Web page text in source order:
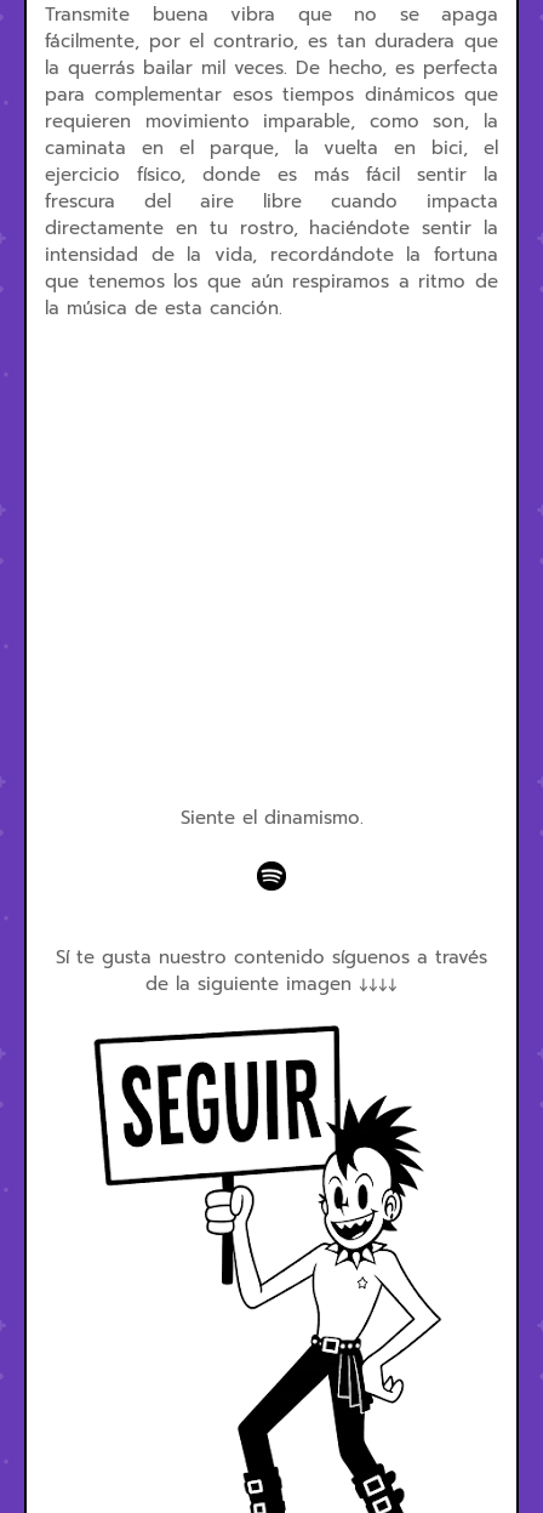
Transmite buena vibra que no se apaga
fácilmente, por el contrario, es tan duradera que
la querrás bailar mil veces. De hecho, es perfecta
para complementar esos tiempos dinámicos que
requieren movimiento imparable, como son, la
caminata en el parque, la vuelta en bici, el
ejercicio físico, donde es más fácil sentir la
frescura del aire libre cuando impacta
directamente en tu rostro, haciéndote sentir la
intensidad de la vida, recordándote la fortuna
que tenemos los que aún respiramos a ritmo de
la música de esta canción.
Siente el dinamismo.
Sí te gusta nuestro contenido síguenos a través
de la siguiente imagen ↓↓↓↓